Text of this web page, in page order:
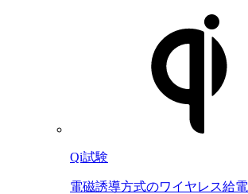
Qi試験
電磁誘導方式のワイヤレス給電